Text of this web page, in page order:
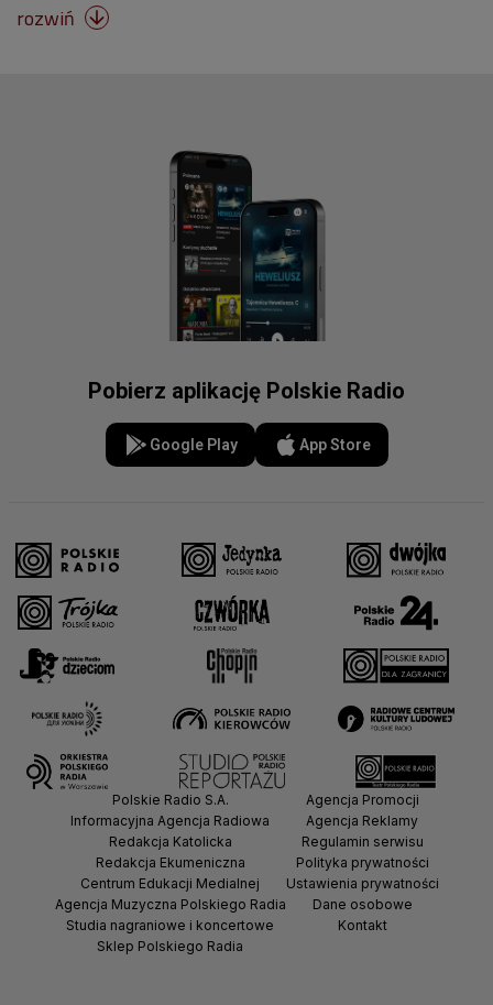
rozwiń 
Pobierz aplikację Polskie Radio
Google Play App Store
Polskie Radio S.A.
Informacyjna Agencja Radiowa
Redakcja Katolicka
Redakcja Ekumeniczna
Centrum Edukacji Medialnej
Agencja Muzyczna Polskiego Radia
Studia nagraniowe i koncertowe
Sklep Polskiego Radia
Agencja Promocji
Agencja Reklamy
Regulamin serwisu
Polityka prywatności
Ustawienia prywatności
Dane osobowe
Kontakt